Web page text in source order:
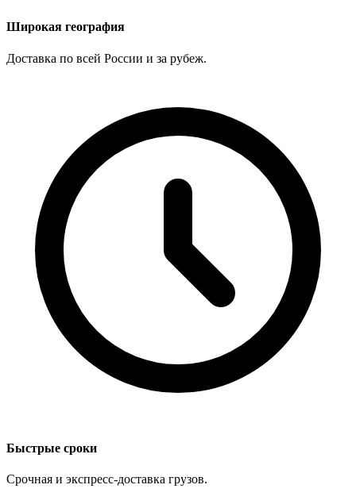
Широкая география
Доставка по всей России и за рубеж.
Быстрые сроки
Срочная и экспресс-доставка грузов.